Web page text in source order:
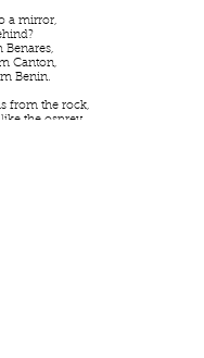
a mirror,
Canton,
Benin.
from the rock,
the osprey